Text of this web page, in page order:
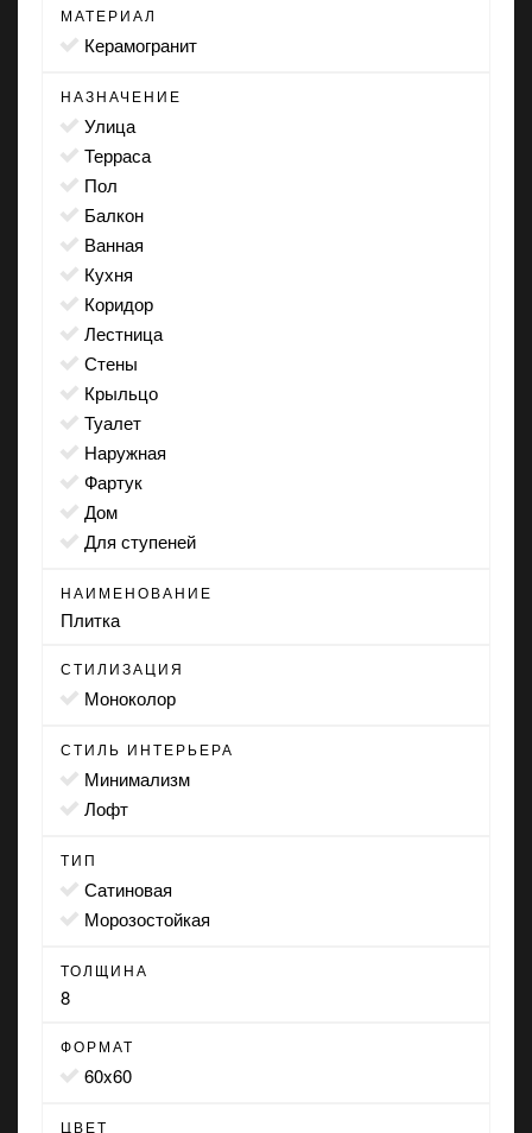
МАТЕРИАЛ
Керамогранит
НАЗНАЧЕНИЕ
улица
терраса
пол
балкон
ванная
кухня
коридор
лестница
стены
крыльцо
туалет
наружная
фартук
дом
для ступеней
НАИМЕНОВАНИЕ
Плитка
СТИЛИЗАЦИЯ
моноколор
СТИЛЬ ИНТЕРЬЕРА
минимализм
лофт
ТИП
сатиновая
морозостойкая
ТОЛЩИНА
8
ФОРМАТ
60x60
ЦВЕТ